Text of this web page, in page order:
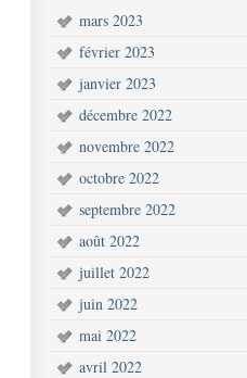
mars 2023
février 2023
janvier 2023
décembre 2022
novembre 2022
octobre 2022
septembre 2022
août 2022
juillet 2022
juin 2022
mai 2022
avril 2022